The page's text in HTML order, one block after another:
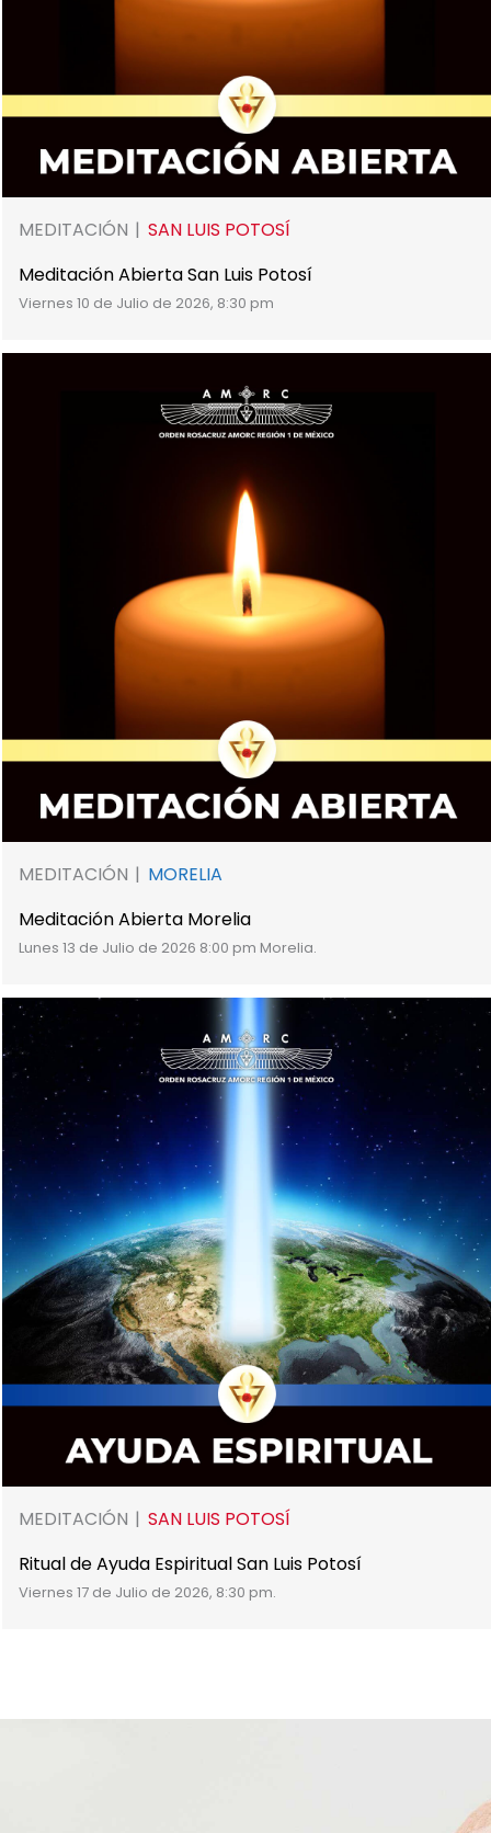
MEDITACIÓN
SAN LUIS POTOSÍ
Meditación Abierta San Luis Potosí
Viernes 10 de Julio de 2026, 8:30 pm
MEDITACIÓN
MORELIA
Meditación Abierta Morelia
Lunes 13 de Julio de 2026 8:00 pm Morelia.
MEDITACIÓN
SAN LUIS POTOSÍ
Ritual de Ayuda Espiritual San Luis Potosí
Viernes 17 de Julio de 2026, 8:30 pm.